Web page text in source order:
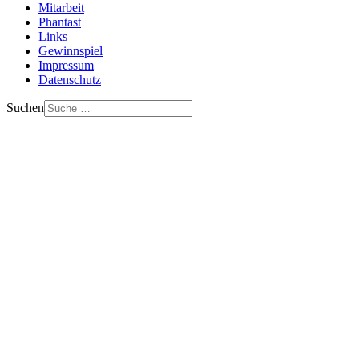
Mitarbeit
Phantast
Links
Gewinnspiel
Impressum
Datenschutz
Suchen